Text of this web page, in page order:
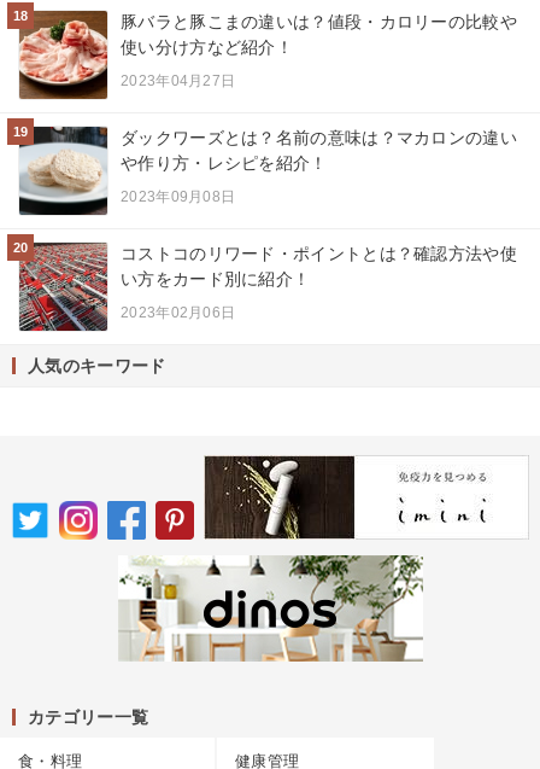
18
豚バラと豚こまの違いは？値段・カロリーの比較や
使い分け方など紹介！
2023年04月27日
19
ダックワーズとは？名前の意味は？マカロンの違い
や作り方・レシピを紹介！
2023年09月08日
20
コストコのリワード・ポイントとは？確認方法や使
い方をカード別に紹介！
2023年02月06日
人気のキーワード
カテゴリー一覧
食・料理 健康管理